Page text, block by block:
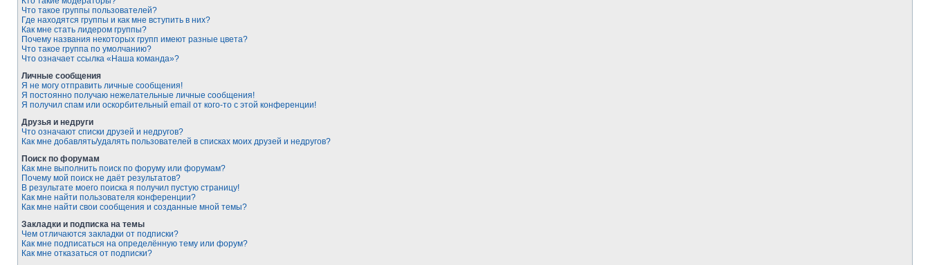
Что такое группы пользователей?
Где находятся группы и как мне вступить в них?
Как мне стать лидером группы?
Почему названия некоторых групп имеют разные цвета?
Что такое группа по умолчанию?
Что означает ссылка «Наша команда»?
Личные сообщения
Я не могу отправить личные сообщения!
Я постоянно получаю нежелательные личные сообщения!
Я получил спам или оскорбительный email от кого-то с этой конференции!
Друзья и недруги
Что означают списки друзей и недругов?
Как мне добавлять/удалять пользователей в списках моих друзей и недругов?
Поиск по форумам
Как мне выполнить поиск по форуму или форумам?
Почему мой поиск не даёт результатов?
В результате моего поиска я получил пустую страницу!
Как мне найти пользователя конференции?
Как мне найти свои сообщения и созданные мной темы?
Закладки и подписка на темы
Чем отличаются закладки от подписки?
Как мне подписаться на определённую тему или форум?
Как мне отказаться от подписки?